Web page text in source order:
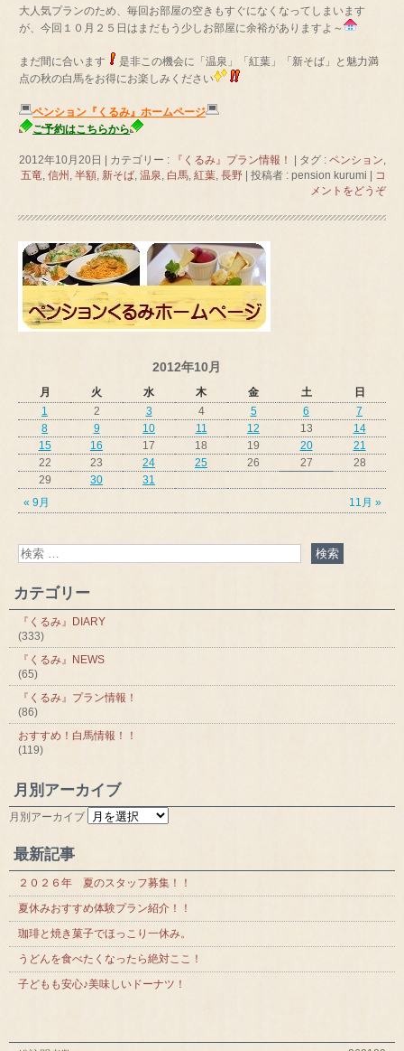
大人気プランのため、毎回お部屋の空きもすぐになくなってしまいます
が、今回１０月２５日はまだもう少しお部屋に余裕がありますよ～
まだ間に合います
是非この機会に「温泉」「紅葉」「新そば」と魅力満
点の秋の白馬をお得にお楽しみください
ペンション『くるみ』ホームページ
ご予約はこちらから
2012年10月20日 カテゴリー : 『くるみ』プラン情報！ タグ : ペンション,
五竜, 信州 , 半額, 新そば, 温泉, 白馬, 紅葉, 長野 投稿者 : pension kurumi
コ
メントをどうぞ
2012年10月
月 火 水 木 金 土 日
« 9月 11月 »
1 2 3 4 5 6
7
8
9 10 11 12 13
14
15
16 17 18 19 20
21
22
23 24 25 26 27
28
29
30 31
カテゴリー
『くるみ』DIARY
(333)
『くるみ』NEWS
(65)
『くるみ』プラン情報！
(86)
おすすめ！白馬情報！！
(119)
月別アーカイブ
月別アーカイブ
最新記事
２０２６年 夏のスタッフ募集！！
夏休みおすすめ体験プラン紹介！！
珈琲と焼き菓子でほっこり一休み。
うどんを食べたくなったら絶対ここ！
子どもも安心♪美味しいドーナツ！